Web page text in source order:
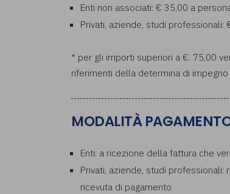
Enti non associati: € 35,00 a
Privati, aziende, studi
* per gli importi superiori a €. 75,00
riferimenti della determina di
MODALITÀ
Enti: a ricezione della fattura che
Privati, aziende, studi
ricevuta di pagamento